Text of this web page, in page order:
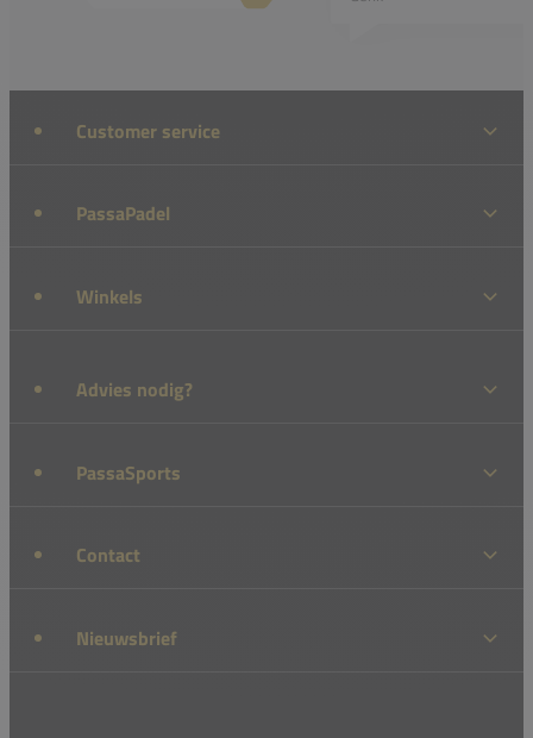
Customer service
PassaPadel
Winkels
Advies nodig?
PassaSports
Contact
Nieuwsbrief